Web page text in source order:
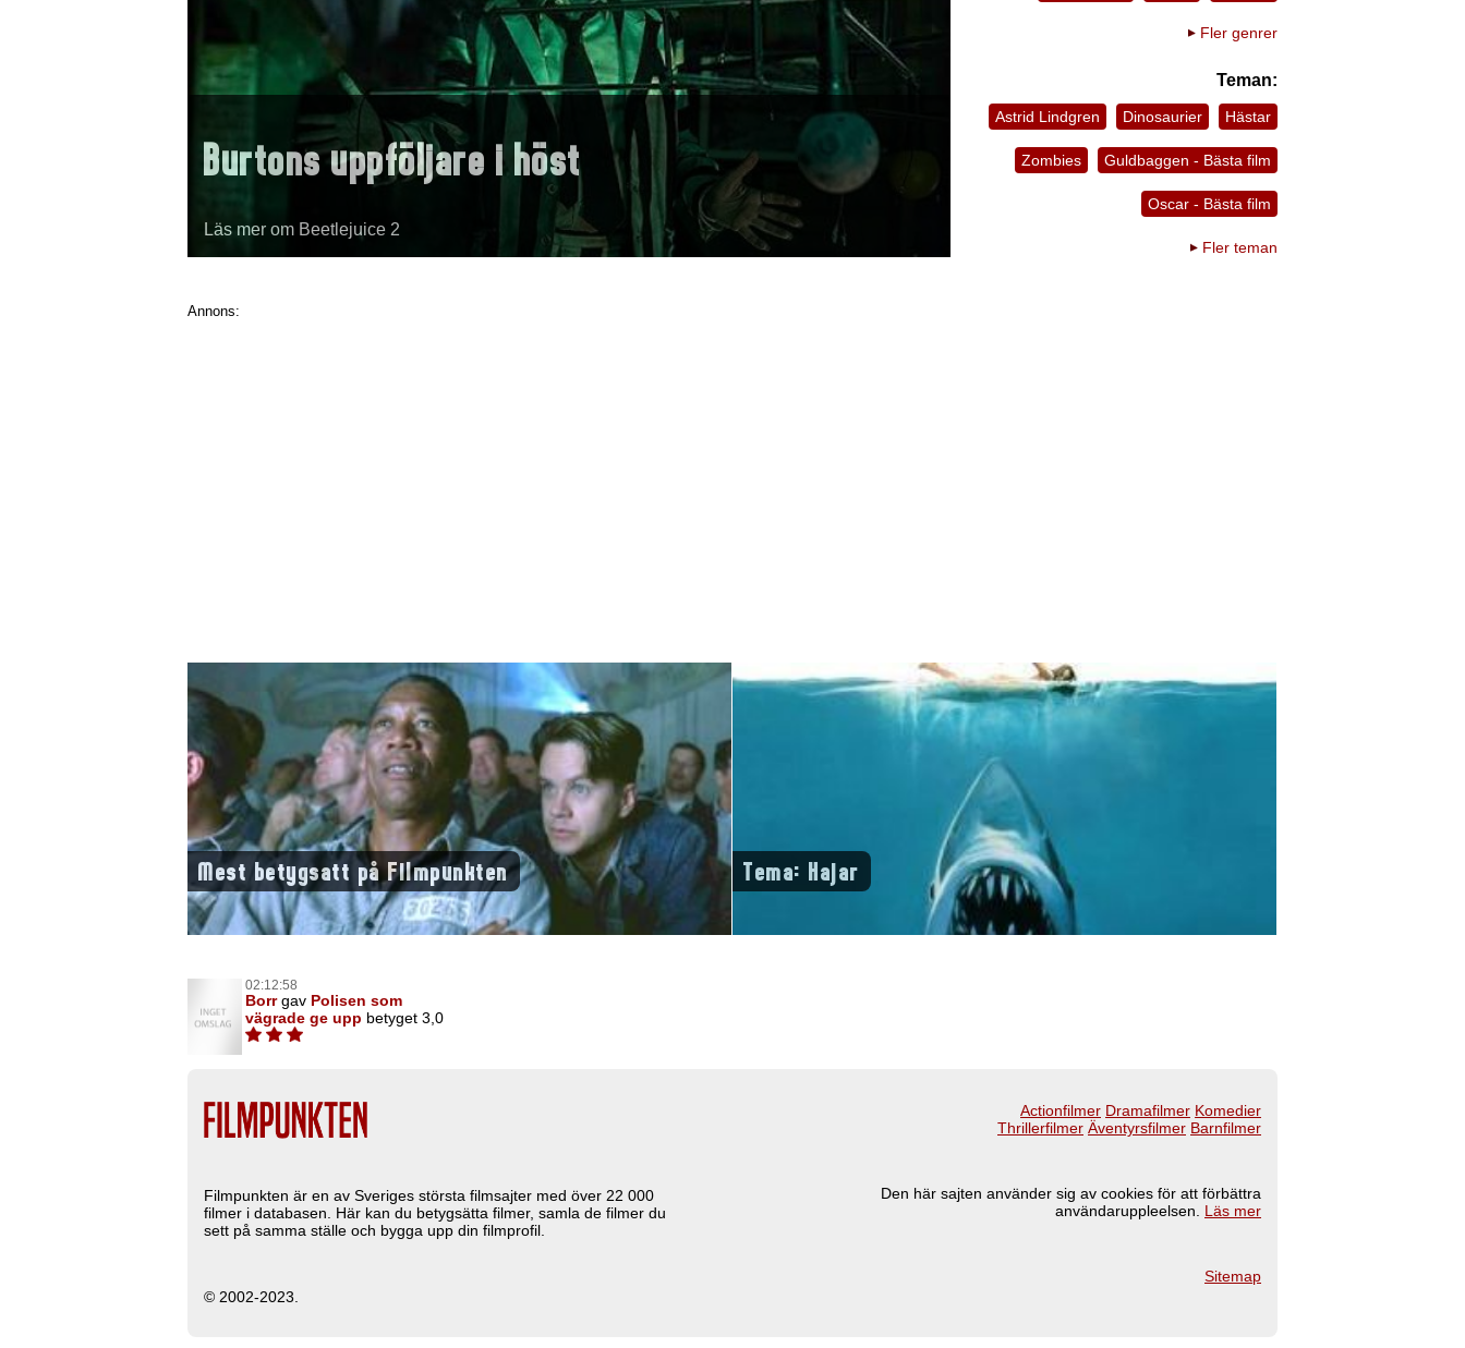
Burtons uppföljare i höst
Läs mer om Beetlejuice 2
Fler genrer
Teman:
Astrid Lindgren Dinosaurier Hästar
Zombies Guldbaggen - Bästa film
Oscar - Bästa film
Fler teman
Annons:
Mest betygsatt på Filmpunkten Tema: Hajar
02:12:58
Borrgav Polisen som
vägrade ge upp betyget 3,0
Filmpunkten är en av Sveriges största filmsajter med över 22 000
filmer i databasen. Här kan du betygsätta filmer, samla de filmer du
sett på samma ställe och bygga upp din filmprofil.
© 2002-2023.
Actionfilmer Dramafilmer Komedier
Thrillerfilmer Äventyrsfilmer Barnfilmer
Den här sajten använder sig av cookies för att förbättra
användaruppleelsen. Läs mer
Sitemap